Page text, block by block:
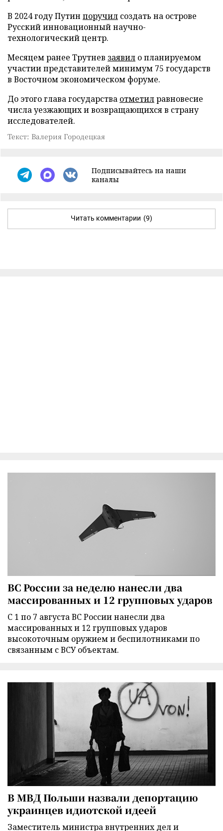
В 2024 году Путин поручил создать на острове
Русский инновационный научно-
технологический центр.
Месяцем ранее Трутнев заявил о планируемом
участии представителей минимум 75 государств
в Восточном экономическом форуме.
До этого глава государства отметилравновесие
числа уезжающих и возвращающихся в страну
исследователей.
Текст: Валерия Городецкая
Подписывайтесь на наши
каналы
Читать комментарии (9)
ВС России за неделю нанесли два
массированных и 12 групповых ударов
С 1 по 7 августа ВС России нанесли два
массированных и 12 групповых ударов
высокоточным оружием и беспилотниками по
связанным с ВСУ объектам.
В МВД Польши назвали депортацию
украинцев идиотской идеей
Заместитель министра внутренних дел и